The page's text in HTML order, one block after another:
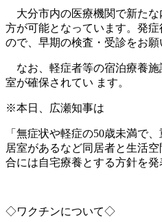
大分市内の医療機関で新たな
方が可能となっています。発
ので、早期の検査・受診をお願
なお、軽症者等の宿泊療養施
室が確保されてい ます。
※本日、広瀬知事は
「無症状や軽症の50歳未満で
居室があるなど同居者と生活
合には自宅療養とする方針を発
◇ワクチンについて◇